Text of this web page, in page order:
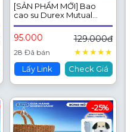
[SẢN PHẨM MỚI] Bao
cao su Durex Mutual
Climax kéo dài thời gian
và gân gai, size 52.5 mm,
hộp 3 bao
95.000 129.000đ
28 Đã bán ★★★★★
Lấy Link Check Giá
-25%